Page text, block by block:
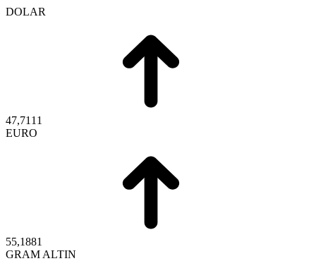
DOLAR
47,7111
EURO
55,1881
GRAM ALTIN